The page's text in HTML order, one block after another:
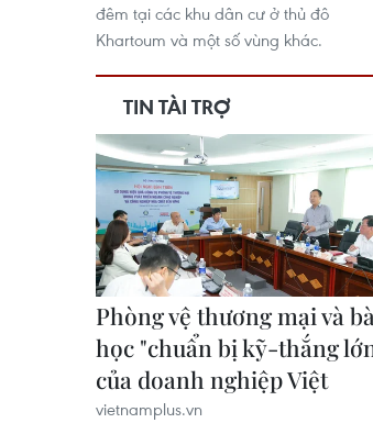
đêm tại các khu dân cư ở thủ đô
Khartoum và một số vùng khác.